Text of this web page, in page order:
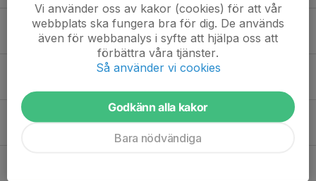
Vänercupen
26 jan 2023 0
Viskaforscupen
Kinnaträffen
Vi använder oss av kakor (cookies) för att vår
webbplats ska fungera bra för dig. De används
även för webbanalys i syfte att hjälpa oss att
förbättra våra tjänster.
Så använder vi cookies
Godkänn alla kakor
Bara nödvändiga